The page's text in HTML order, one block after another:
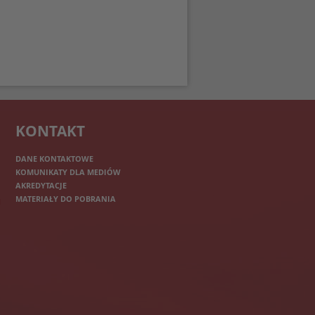
KONTAKT
DANE KONTAKTOWE
KOMUNIKATY DLA MEDIÓW
AKREDYTACJE
MATERIAŁY DO POBRANIA